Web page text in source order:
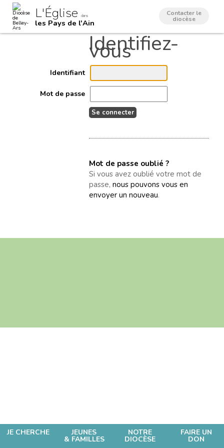
contenu.
Outils
personnels
L'Église dans
les Pays de l'Ain
JE CHERCHE JEUNES
& FAMILLES
NOTRE
DIOCÈSE
FAIRE UN
DON
Contacter le
diocèse
Identifiant
Mot de passe
Mot de passe oublié ?
Si vous avez oublié votre mot de
passe, nous pouvons vous en
envoyer un nouveau.